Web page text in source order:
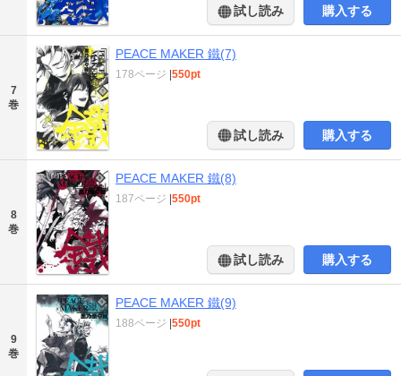
試し読み 購入する
7
巻
PEACE MAKER 鐵(7)
178ページ 550pt
試し読み 購入する
8
巻
PEACE MAKER 鐵(8)
187ページ 550pt
試し読み 購入する
9
巻
PEACE MAKER 鐵(9)
188ページ 550pt